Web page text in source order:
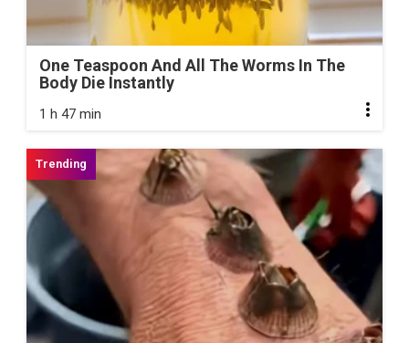
One Teaspoon And All The Worms In The
Body Die Instantly
1 h 47 min